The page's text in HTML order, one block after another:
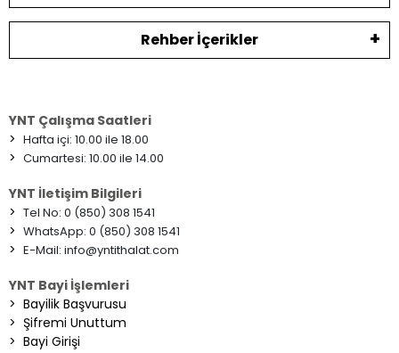
Rehber İçerikler
YNT Çalışma Saatleri
> Hafta içi: 10.00 ile 18.00
> Cumartesi: 10.00 ile 14.00
YNT İletişim Bilgileri
> Tel No: 0 (850) 308 1541
> WhatsApp: 0 (850) 308 1541
> E-Mail: info@yntithalat.com
YNT Bayi İşlemleri
> Bayilik Başvurusu
> Şifremi Unuttum
> Bayi Girişi